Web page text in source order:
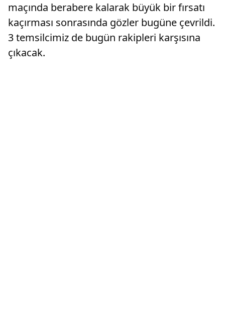
maçında berabere kalarak büyük bir fırsatı
kaçırması sonrasında gözler bugüne çevrildi.
3 temsilcimiz de bugün rakipleri karşısına
çıkacak.